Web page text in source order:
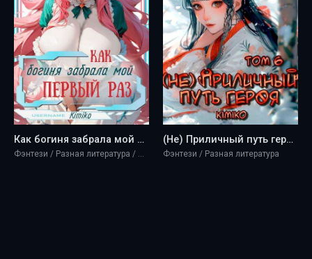
Как богиня забрала мой первый раз. Том 2 | С иллюстрациями - Kimiko
Фэнтези / Разная литература / Эротика
(Не) Приличный путь героя. Том 6 - Kimiko
Фэнтези / Разная литература